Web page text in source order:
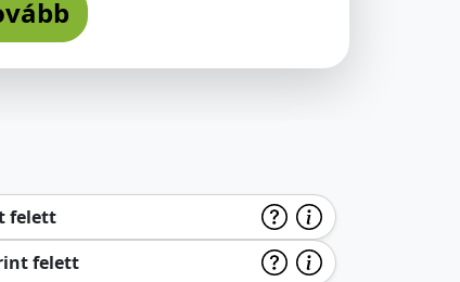
felett
felett